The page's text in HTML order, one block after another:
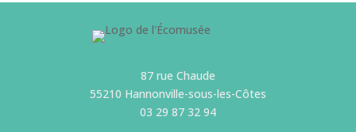
87 rue Chaude
55210 Hannonville-sous-les-Côtes
03 29 87 32 94